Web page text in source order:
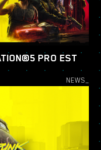
PRO EST
NEWS_